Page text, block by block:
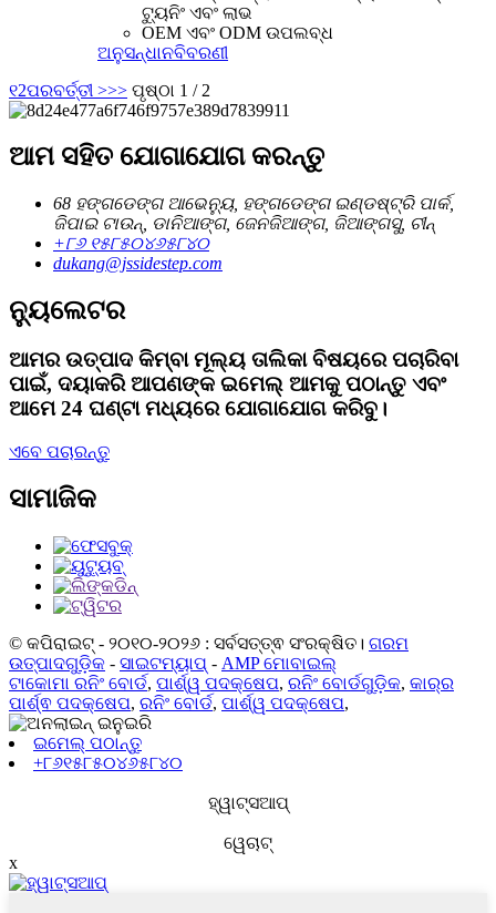
ଟ୍ୟୁନିଂ ଏବଂ ଲାଭ
OEM ଏବଂ ODM ଉପଲବ୍ଧ
ଅନୁସନ୍ଧାନବିବରଣୀ
୧2ପରବର୍ତ୍ତୀ >>> ପୃଷ୍ଠା 1 / 2
ଆମ ସହିତ ଯୋଗାଯୋଗ କରନ୍ତୁ
68 ହଙ୍ଗଡେଙ୍ଗ ଆଭେନ୍ୟୁ, ହଙ୍ଗଡେଙ୍ଗ ଇଣ୍ଡଷ୍ଟ୍ରି ପାର୍କ,
ଜିପାଇ ଟାଉନ୍, ଡାନିଆଙ୍ଗ, ଜେନଜିଆଙ୍ଗ, ଜିଆଙ୍ଗସୁ, ଚୀନ୍
+୮୬ ୧୫୮୫୦୪୬୫୮୪୦
dukang@jssidestep.com
ନ୍ୟୁଲେଟର
ଆମର ଉତ୍ପାଦ କିମ୍ବା ମୂଲ୍ୟ ତାଲିକା ବିଷୟରେ ପଚାରିବା
ପାଇଁ, ଦୟାକରି ଆପଣଙ୍କ ଇମେଲ୍ ଆମକୁ ପଠାନ୍ତୁ ଏବଂ
ଆମେ 24 ଘଣ୍ଟା ମଧ୍ୟରେ ଯୋଗାଯୋଗ କରିବୁ।
ଏବେ ପଚାରନ୍ତୁ
ସାମାଜିକ
© କପିରାଇଟ୍ - ୨୦୧୦-୨୦୨୬ : ସର୍ବସତ୍ତ୍ଵ ସଂରକ୍ଷିତ। ଗରମ
ଉତ୍ପାଦଗୁଡ଼ିକ - ସାଇଟମ୍ୟାପ୍ - AMP ମୋବାଇଲ୍
ଟାକୋମା ରନିଂ ବୋର୍ଡ, ପାର୍ଶ୍ୱ ପଦକ୍ଷେପ, ରନିଂ ବୋର୍ଡଗୁଡ଼ିକ, କାର୍‌ର
ପାର୍ଶ୍ଵ ପଦକ୍ଷେପ, ରନିଂ ବୋର୍ଡ, ପାର୍ଶ୍ୱ ପଦକ୍ଷେପ,
ଇମେଲ୍ ପଠାନ୍ତୁ
+୮୬୧୫୮୫୦୪୬୫୮୪୦
ହ୍ୱାଟ୍ସଆପ୍
ୱେଚାଟ୍
x